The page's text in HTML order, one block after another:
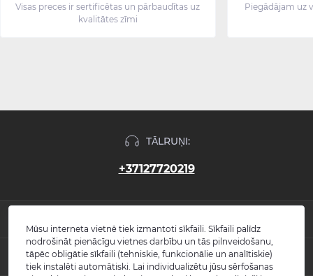
Visas preces ir sertificētas un pārbaudītas uz
kvalitātes zīmi
Piegādājam uz
TĀLRUŅI:
+37127720219
Jaunumi
Atsauksmes
POPULĀRS
Mūsu interneta vietnē tiek izmantoti sīkfaili. Sīkfaili palīdz
nodrošināt pienācīgu vietnes darbību un tās pilnveidošanu,
tāpēc obligātie sīkfaili (tehniskie, funkcionālie un analītiskie)
tiek instalēti automātiski. Lai individualizētu jūsu sērfošanas